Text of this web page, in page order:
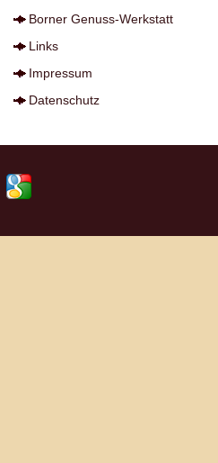
Borner Genuss-Werkstatt
Links
Impressum
Datenschutz